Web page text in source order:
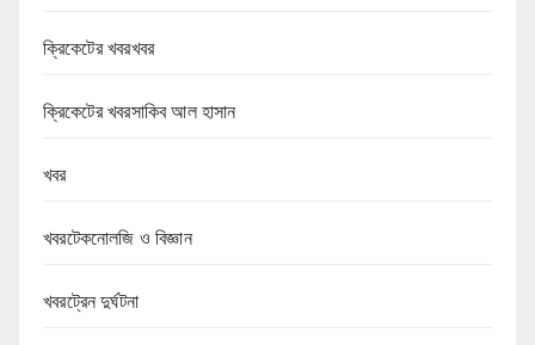
ক্রিকেটের খবরখবর
ক্রিকেটের খবরসাকিব আল হাসান
খবর
খবরটেকনোলজি ও বিজ্ঞান
খবরট্রেন দুর্ঘটনা